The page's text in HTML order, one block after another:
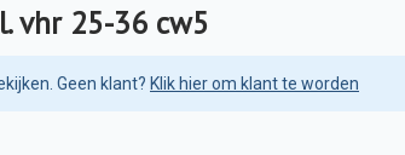
vhr 25-36 cw5
Geen klant? Klik hier om klant te worden